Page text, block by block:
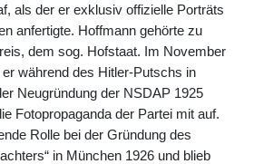
als der er exklusiv offizielle Porträts
anfertigte. Hoffmann gehörte zu
dem sog. Hofstaat. Im November
er während des Hitler-Putschs in
Neugründung der NSDAP 1925
Fotopropaganda der Partei mit auf.
Rolle bei der Gründung des
in München 1926 und blieb